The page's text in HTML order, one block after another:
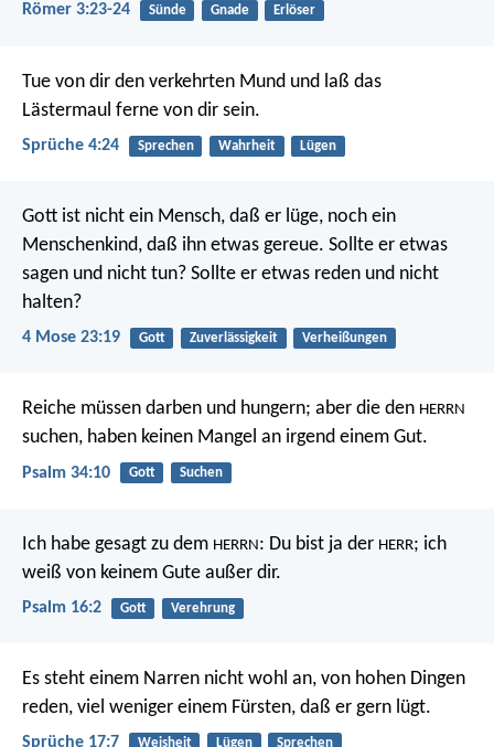
Römer 3:23-24 Sünde Gnade Erlöser
Tue von dir den verkehrten Mund und laß das
Lästermaul ferne von dir sein.
Sprüche 4:24 Sprechen Wahrheit Lügen
Gott ist nicht ein Mensch, daß er lüge, noch ein
Menschenkind, daß ihn etwas gereue. Sollte er etwas
sagen und nicht tun? Sollte er etwas reden und nicht
halten?
4 Mose 23:19 Gott Zuverlässigkeit Verheißungen
Reiche müssen darben und hungern; aber die den HERRN
suchen, haben keinen Mangel an irgend einem Gut.
Psalm 34:10 Gott Suchen
Ich habe gesagt zu dem HERRN : Du bist ja der HERR; ich
weiß von keinem Gute außer dir.
Psalm 16:2 Gott Verehrung
Es steht einem Narren nicht wohl an, von hohen Dingen
reden, viel weniger einem Fürsten, daß er gern lügt.
Sprüche 17:7 Weisheit Lügen Sprechen